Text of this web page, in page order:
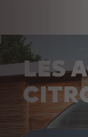
LES